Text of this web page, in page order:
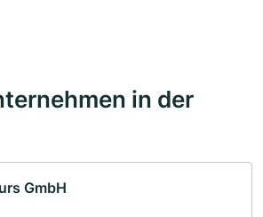
in der
GmbH